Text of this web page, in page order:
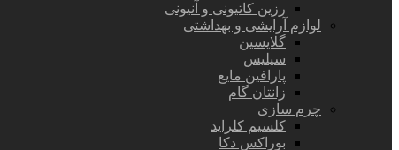
رزین کاتیونی و آنیونی
لوازم آرایشی و بهداشتی
گلایسین
سیلیس
پارافین مایع
زانتان گام
چرم سازی
کلسیم کلراید
بوراکس دکا